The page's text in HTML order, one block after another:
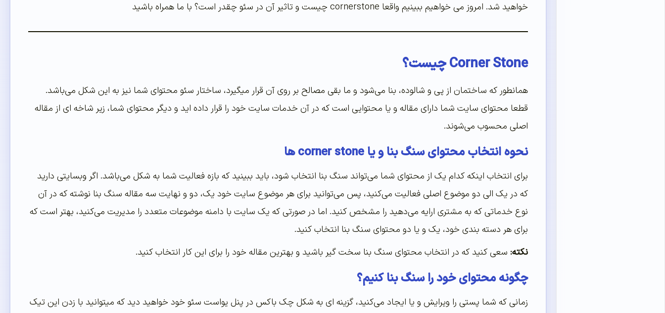
خواهید شد. امروز می خواهیم ببینیم واقعا cornerstone چیست و تاثیر آن در سئو چقدر است؟ با ما همراه باشید
Corner Stone چیست؟
همانطور که ساختمان از پی و شالوده، بنا می‌شود و ما بقی مصالح بر روی آن قرار میگیرد، ساختار سئو محتوای شما نیز به این شکل می‌باشد.
قطعا محتوای سایت شما دارای مقاله و یا محتوایی است که در آن خدمات سایت خود را قرار داده اید و دیگر محتوای شما، زیر شاخه ای از مقاله
اصلی محسوب می‌شوند.
نحوه انتخاب محتوای سنگ بنا و یا corner stone ها
برای انتخاب اینکه کدام یک از محتوای شما می‌تواند سنگ بنا انتخاب شود، باید ببینید که بازه فعالیت شما به شکل می‌باشد. اگر وبسایتی دارید
که در یک الی دو موضوع اصلی فعالیت می‌کنید، پس می‌توانید برای هر موضوع سایت خود یک، دو و نهایت سه مقاله سنگ بنا نوشته که در آن
نوع خدماتی که به مشتری ارايه می‌دهید را مشخص کنید. اما در صورتی که یک سایت با دامنه موضوعات متعدد را مدیریت می‌کنید، بهتر است که
برای هر دسته بندی خود، یک و یا دو محتوای سنگ بنا انتخاب کنید.
نکته: سعی کنید که در انتخاب محتوای سنگ بنا سخت گیر باشید و بهترین مقاله خود را برای این کار انتخاب کنید.
چگونه محتوای خود را سنگ بنا کنیم؟
زمانی که شما پستی را ویرایش و یا ایجاد می‌کنید، گزینه ای به شکل چک باکس در پنل یواست سئو خود خواهید دید که میتوانید با زدن این تیک